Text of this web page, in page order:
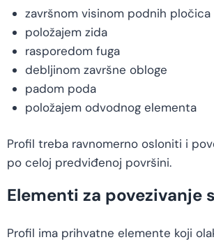
završnom visinom podnih pločica
položajem zida
rasporedom fuga
debljinom završne obloge
padom poda
položajem odvodnog elementa
Profil treba ravnomerno osloniti i
po celoj predviđenoj površini.
Elementi za povezivanje
Profil ima prihvatne elemente koji